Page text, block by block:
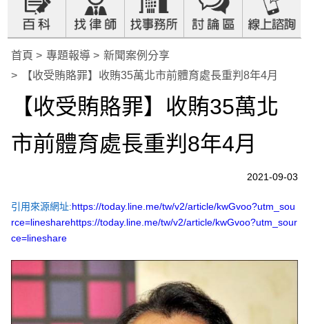
首頁 專題報導
新聞案例分享
【收受賄賂罪】收賄35萬北市前體育處長重判8年4月
【收受賄賂罪】收賄35萬北
市前體育處長重判8年4月
2021-09-03
引用來源網址:https://today.line.me/tw/v2/article/kwGvoo?utm_sou
rce=linesharehttps://today.line.me/tw/v2/article/kwGvoo?utm_sour
ce=lineshare